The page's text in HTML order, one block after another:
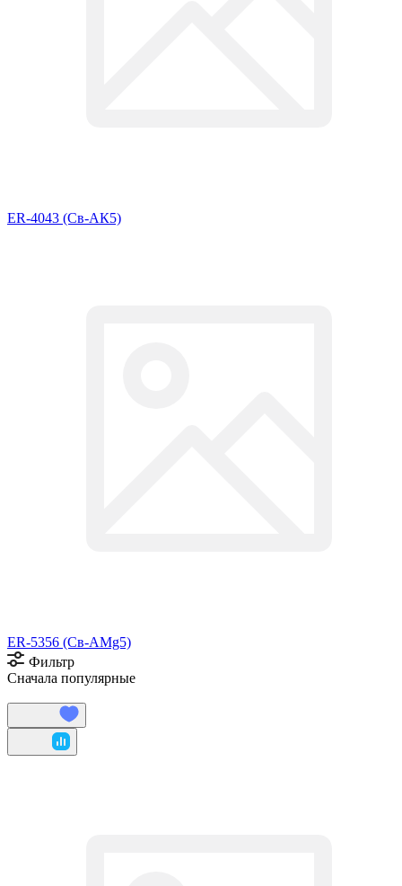
ER-4043 (Св-АК5)
ER-5356 (Св-АМg5)
Фильтр
Сначала популярные